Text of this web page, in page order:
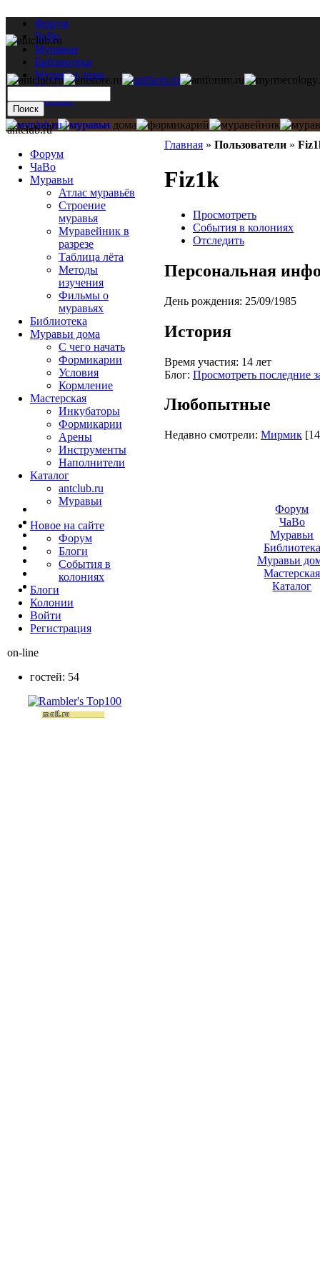
Форум
ЧаВо
Муравьи
Библиотека
Муравьи дома
Мастерская
Каталог
Главная » Пользователи »
Fiz1k
Просмотреть
События в колониях
Отследить
Персональная
День рождения: 25/09/1985
История
Время участия: 14 лет
Блог: Просмотреть последние
Любопытные
Недавно смотрели: Мирмик
antclub.ru
Форум
ЧаВо
Муравьи
Атлас муравьёв
Строение
муравья
Муравейник в
разрезе
Таблица лёта
Методы
изучения
Фильмы о
муравьях
Библиотека
Муравьи дома
С чего начать
Формикарии
Условия
Кормление
Мастерская
Инкубаторы
Формикарии
Арены
Инструменты
Наполнители
Каталог
antclub.ru
Муравьи
Новое на сайте
Форум
Блоги
События в
колониях
Блоги
Колонии
Войти
Peгиcтpaция
on-line
гостей: 54
Форум
ЧаВо
Муравьи
Библиотека
Муравьи
Мастерская
Каталог